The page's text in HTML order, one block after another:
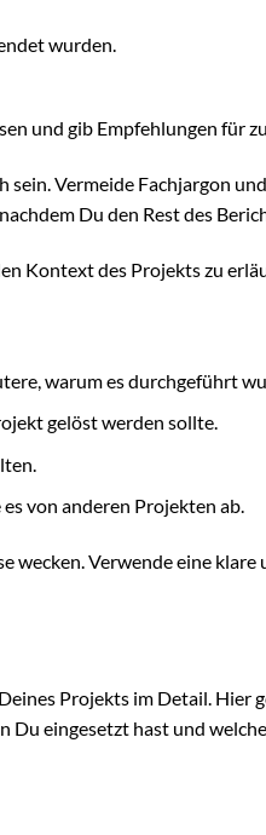
wurden.
und gib Empfehlungen für
Vermeide Fachjargon
Du den Rest des
Kontext des Projekts zu
warum es durchgeführt
gelöst werden sollte.
von anderen Projekten ab.
wecken. Verwende eine
Projekts im Detail. Hier
Du eingesetzt hast und